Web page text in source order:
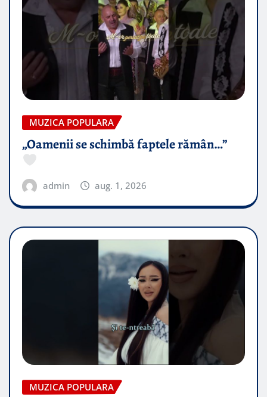
MUZICA POPULARA
„Oamenii se schimbă faptele rămân…”
admin aug. 1, 2026
MUZICA POPULARA